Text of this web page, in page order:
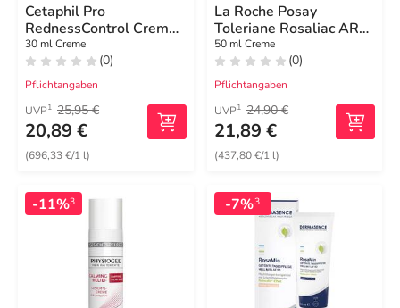
Cetaphil Pro
RednessControl Creme
zur
Symptombehandlung
30 ml Creme
(0)
Pflichtangaben
UVP1 25,95 €
20,89 €
(696,33 €/1 l)
La Roche Posay
Toleriane Rosaliac AR
LSF30 Creme
50 ml Creme
(0)
Pflichtangaben
UVP1 24,90 €
21,89 €
(437,80 €/1 l)
-11%3 -7%3